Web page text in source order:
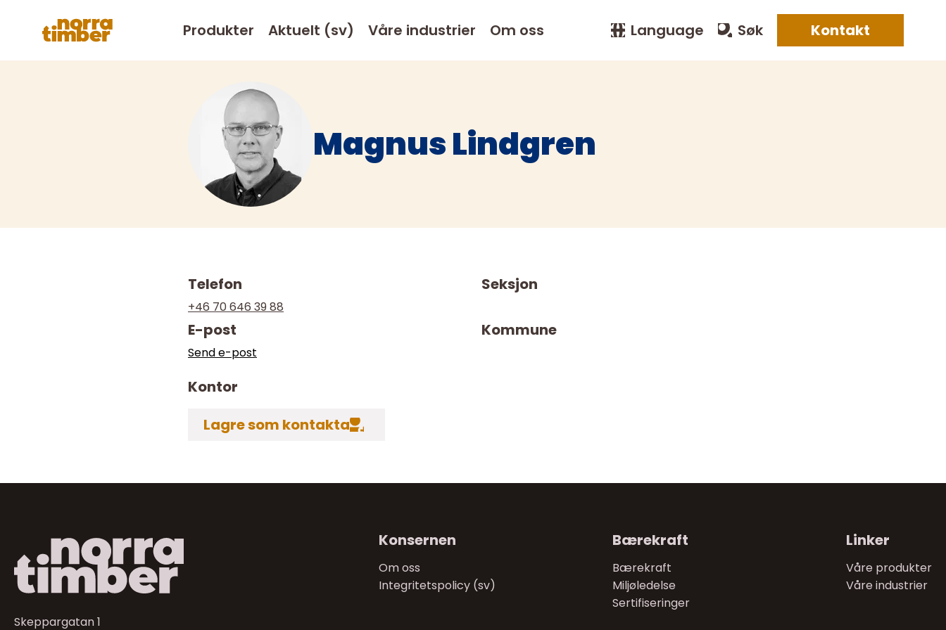
Produkter Aktuelt (sv) Våre industrier Om oss Language Søk Kontakt
Magnus Lindgren
Telefon
+46 70 646 39 88
Seksjon
E-post
Send e-post
Kommune
Kontor
Lagre som kontakta
Skeppargatan 1
Konsernen
Om oss
Integritetspolicy (sv)
Bærekraft
Bærekraft
Miljøledelse
Sertifiseringer
Linker
Våre produkter
Våre industrier